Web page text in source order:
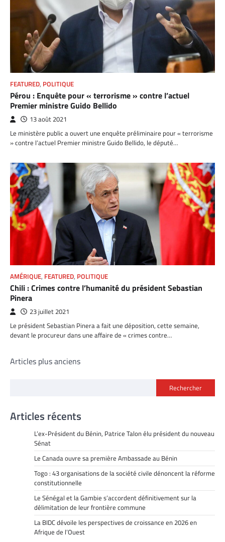
FEATURED, POLITIQUE
Pérou : Enquête pour « terrorisme » contre l’actuel
Premier ministre Guido Bellido
13 août 2021
Le ministère public a ouvert une enquête préliminaire pour « terrorisme
» contre l’actuel Premier ministre Guido Bellido, le député…
AMÉRIQUE, FEATURED, POLITIQUE
Chili : Crimes contre l’humanité du président Sebastian
Pinera
23 juillet 2021
Le président Sebastian Pinera a fait une déposition, cette semaine,
devant le procureur dans une affaire de « crimes contre…
Navigation
Articles plus anciens
Rechercher
Articles récents
L’ex-Président du Bénin, Patrice Talon élu président du nouveau
Sénat
Le Canada ouvre sa première Ambassade au Bénin
Togo : 43 organisations de la société civile dénoncent la réforme
constitutionnelle
Le Sénégal et la Gambie s’accordent définitivement sur la
délimitation de leur frontière commune
La BIDC dévoile les perspectives de croissance en 2026 en
Afrique de l’Ouest